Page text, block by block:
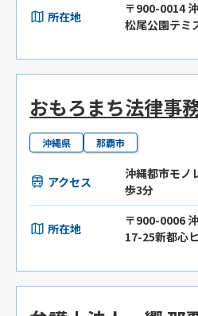
所在地
〒900-0014
松尾公園テミ
おもろまち法律事
沖縄県 那覇市
アクセス
沖縄都市モノ
歩3分
所在地
〒900-0006
17-25新都心